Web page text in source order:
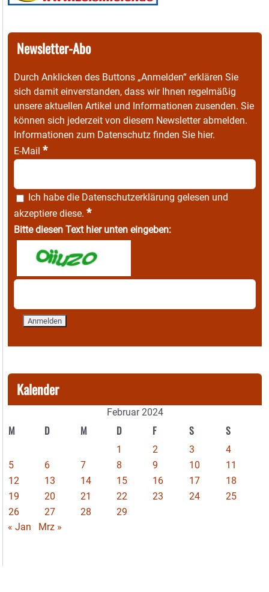
Newsletter-Abo
Durch Anklicken des Buttons „Anmelden“ erklären Sie
sich damit einverstanden, dass wir Ihnen regelmäßig
unsere aktuellen Artikel und Informationen zusenden. Sie
können sich jederzeit von diesem Newsletter abmelden.
Informationen zum Datenschutz finden Sie hier.
E-Mail *
Ich habe die Datenschutzerklärung gelesen und
akzeptiere diese. *
Bitte diesen Text hier unten eingeben:
Kalender
Februar 2024
M D M D F S S
1 2 3
4
5
6 7 8 9 10
11
12
13 14 15 16 17
18
19
20 21 22 23 24
25
26
27 28
29
« Jan
Mrz »